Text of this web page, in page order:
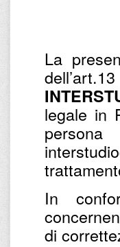
La
legale in
In
di